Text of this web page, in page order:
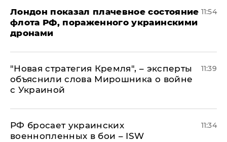
Лондон показал плачевное состояние
флота РФ, пораженного украинскими
дронами
11:54
"Новая стратегия Кремля", – эксперты
объяснили слова Мирошника о войне
с Украиной
11:39
РФ бросает украинских
военнопленных в бои – ISW
11:34